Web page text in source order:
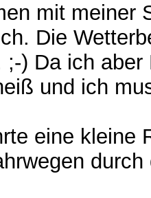
mit meiner
Die
;-) Da ich
und ich
eine kleine